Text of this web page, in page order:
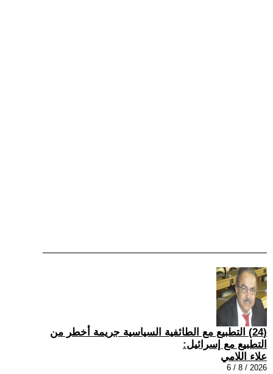
(24) التطبيع مع الطائفية السياسية جريمة أخطر من
التطبيع مع إسرائيل:
علاء اللامي
2026 / 8 / 6